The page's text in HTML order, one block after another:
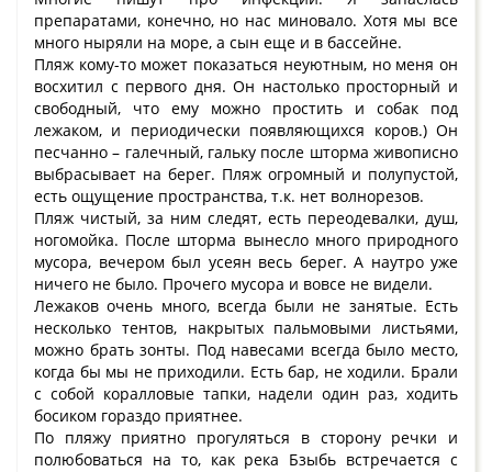
препаратами, конечно, но нас миновало. Хотя мы все
много ныряли на море, а сын еще и в бассейне.
Пляж кому-то может показаться неуютным, но меня он
восхитил с первого дня. Он настолько просторный и
свободный, что ему можно простить и собак под
лежаком, и периодически появляющихся коров.) Он
песчанно – галечный, гальку после шторма живописно
выбрасывает на берег. Пляж огромный и полупустой,
есть ощущение пространства, т.к. нет волнорезов.
Пляж чистый, за ним следят, есть переодевалки, душ,
ногомойка. После шторма вынесло много природного
мусора, вечером был усеян весь берег. А наутро уже
ничего не было. Прочего мусора и вовсе не видели.
Лежаков очень много, всегда были не занятые. Есть
несколько тентов, накрытых пальмовыми листьями,
можно брать зонты. Под навесами всегда было место,
когда бы мы не приходили. Есть бар, не ходили. Брали
с собой коралловые тапки, надели один раз, ходить
босиком гораздо приятнее.
По пляжу приятно прогуляться в сторону речки и
полюбоваться на то, как река Бзыбь встречается с